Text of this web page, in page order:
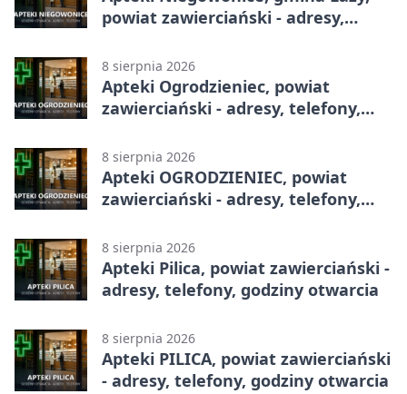
powiat zawierciański - adresy,
8 sierpnia 2026
Apteki Ogrodzieniec, powiat
zawierciański - adresy, telefony,
8 sierpnia 2026
Apteki OGRODZIENIEC, powiat
zawierciański - adresy, telefony,
8 sierpnia 2026
Apteki Pilica, powiat zawierciański -
adresy, telefony, godziny otwarcia
8 sierpnia 2026
Apteki PILICA, powiat zawierciański
- adresy, telefony, godziny otwarcia